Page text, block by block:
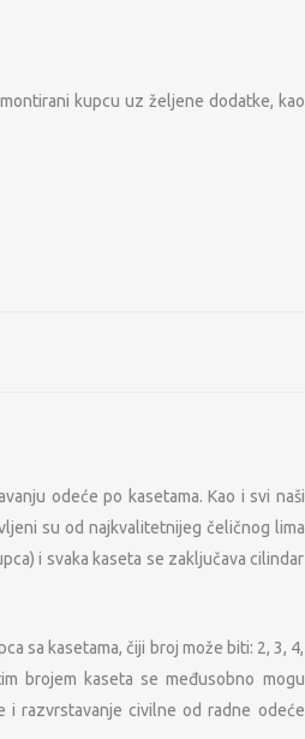
kupcu uz željene dodatke, kao
odeće po kasetama. Kao i svi naši
su od najkvalitetnijeg čeličnog lima
i svaka kaseta se zaključava cilindar
sa kasetama, čiji broj može biti: 2, 3, 4,
brojem kaseta se međusobno mogu
i razvrstavanje civilne od radne odeće